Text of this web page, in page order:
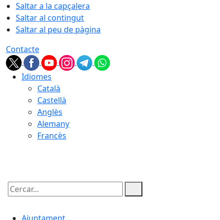
Saltar a la capçalera
Saltar al contingut
Saltar al peu de pàgina
Contacte
Idiomes
Català
Castellà
Anglès
Alemany
Francès
Cercar: